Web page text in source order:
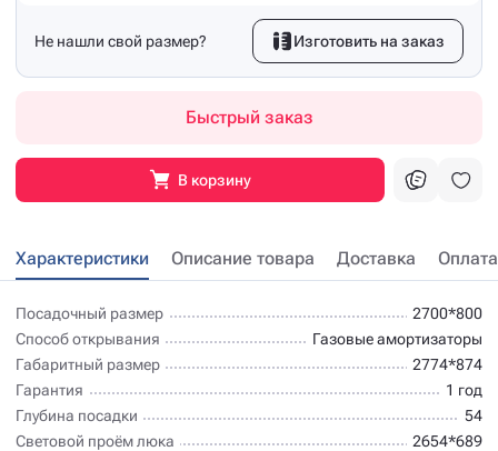
Не нашли свой размер? Изготовить на заказ
Быстрый заказ
В корзину
Характеристики Описание товара Доставка Оплата
Посадочный размер
2700*800
Способ открывания
Газовые амортизаторы
Габаритный размер
2774*874
Гарантия
1 год
Глубина посадки
54
Световой проём люка
2654*689